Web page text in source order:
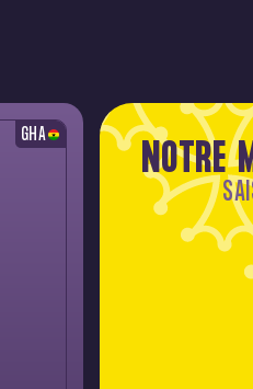
GHA
NOTRE